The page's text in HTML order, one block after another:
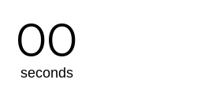
00
seconds